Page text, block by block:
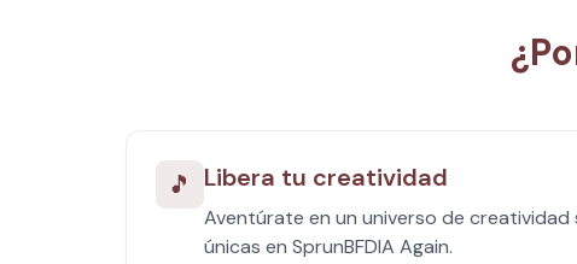
🎵 Libera tu creatividad
Aventúrate en un universo de
únicas en SprunBFDIA Again.